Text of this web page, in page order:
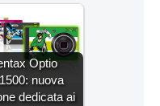
Optio
nuova
dedicata ai